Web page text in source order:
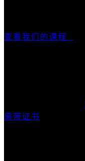
查看我们的课程
黑带证书